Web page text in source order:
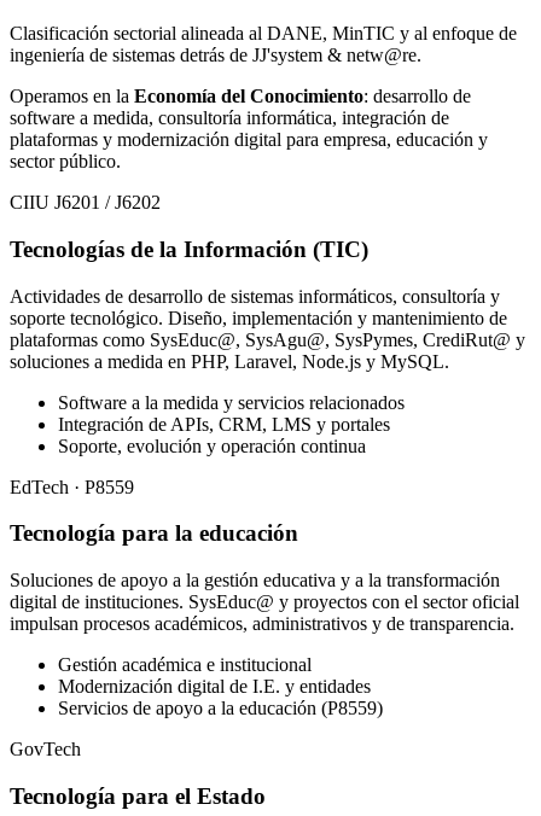
Clasificación sectorial alineada al DANE, MinTIC y al enfoque de
ingeniería de sistemas detrás de JJ'system & netw@re.
Operamos en la Economía del Conocimiento: desarrollo de
software a medida, consultoría informática, integración de
plataformas y modernización digital para empresa, educación y
sector público.
CIIU J6201 / J6202
Tecnologías de la Información (TIC)
Actividades de desarrollo de sistemas informáticos, consultoría y
soporte tecnológico. Diseño, implementación y mantenimiento de
plataformas como SysEduc@, SysAgu@, SysPymes, CrediRut@ y
soluciones a medida en PHP, Laravel, Node.js y MySQL.
Software a la medida y servicios relacionados
Integración de APIs, CRM, LMS y portales
Soporte, evolución y operación continua
EdTech · P8559
Tecnología para la educación
Soluciones de apoyo a la gestión educativa y a la transformación
digital de instituciones. SysEduc@ y proyectos con el sector oficial
impulsan procesos académicos, administrativos y de transparencia.
Gestión académica e institucional
Modernización digital de I.E. y entidades
Servicios de apoyo a la educación (P8559)
GovTech
Tecnología para el Estado